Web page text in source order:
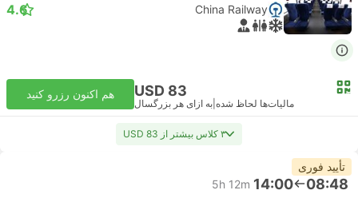
China Railway
4.6
USD 83
مالیات‌ها لحاظ شده به ازای هر بزرگسال
هم اکنون رزرو کنید
۳ کلاس بیشتر از USD 83
تأیید فوری
08:48
14:00
5h 12m